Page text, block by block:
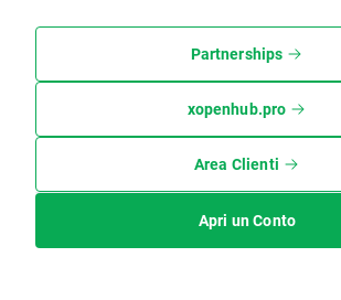
Partnerships
xopenhub.pro
Area Clienti
Apri un Conto